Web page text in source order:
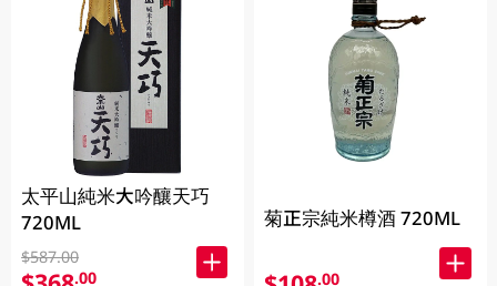
太平山純米大吟釀天巧
720ML
$587.00
.00
菊正宗純米樽酒 720ML
.00